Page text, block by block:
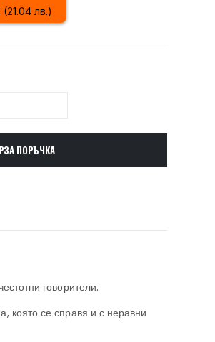
лв.)
ПОРЪЧКА
говорители.
която се справя и с неравни